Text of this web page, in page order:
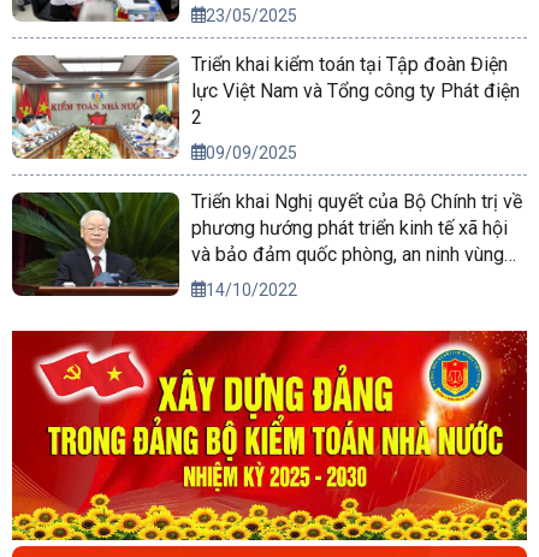
23/05/2025
Triển khai kiểm toán tại Tập đoàn Điện
lực Việt Nam và Tổng công ty Phát điện
2
09/09/2025
Triển khai Nghị quyết của Bộ Chính trị về
phương hướng phát triển kinh tế xã hội
và bảo đảm quốc phòng, an ninh vùng
Tây Nguyên đến năm 2030, tầm nhìn
14/10/2022